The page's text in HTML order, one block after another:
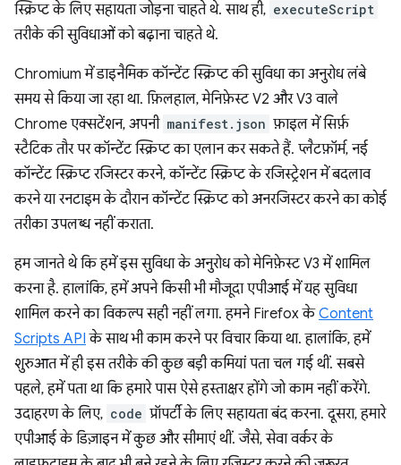
स्क्रिप्ट के लिए सहायता जोड़ना चाहते थे. साथ ही, executeScript
तरीके की सुविधाओं को बढ़ाना चाहते थे.
Chromium में डाइनैमिक कॉन्टेंट स्क्रिप्ट की सुविधा का अनुरोध लंबे
समय से किया जा रहा था. फ़िलहाल, मेनिफ़ेस्ट V2 और V3 वाले
Chrome एक्सटेंशन, अपनी manifest.json फ़ाइल में सिर्फ़
स्टैटिक तौर पर कॉन्टेंट स्क्रिप्ट का एलान कर सकते हैं. प्लैटफ़ॉर्म, नई
कॉन्टेंट स्क्रिप्ट रजिस्टर करने, कॉन्टेंट स्क्रिप्ट के रजिस्ट्रेशन में बदलाव
करने या रनटाइम के दौरान कॉन्टेंट स्क्रिप्ट को अनरजिस्टर करने का कोई
तरीका उपलब्ध नहीं कराता.
हम जानते थे कि हमें इस सुविधा के अनुरोध को मेनिफ़ेस्ट V3 में शामिल
करना है. हालांकि, हमें अपने किसी भी मौजूदा एपीआई में यह सुविधा
शामिल करने का विकल्प सही नहीं लगा. हमने Firefox केContent
Scripts API के साथ भी काम करने पर विचार किया था. हालांकि, हमें
शुरुआत में ही इस तरीके की कुछ बड़ी कमियां पता चल गई थीं. सबसे
पहले, हमें पता था कि हमारे पास ऐसे हस्ताक्षर होंगे जो काम नहीं करेंगे.
उदाहरण के लिए, code प्रॉपर्टी के लिए सहायता बंद करना. दूसरा, हमारे
एपीआई के डिज़ाइन में कुछ और सीमाएं थीं. जैसे, सेवा वर्कर के